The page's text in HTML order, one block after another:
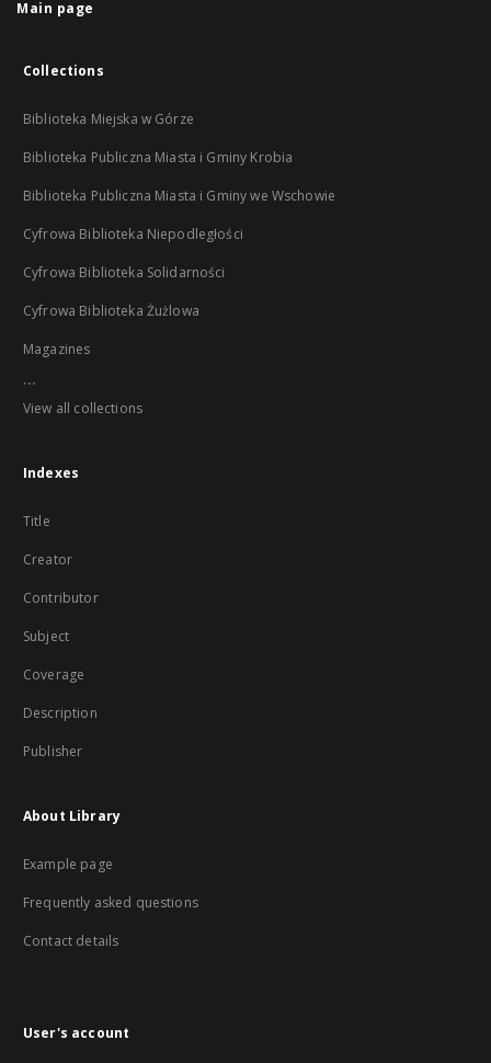
Main page
Collections
Biblioteka Miejska w Górze
Biblioteka Publiczna Miasta i Gminy Krobia
Biblioteka Publiczna Miasta i Gminy we Wschowie
Cyfrowa Biblioteka Niepodległości
Cyfrowa Biblioteka Solidarności
Cyfrowa Biblioteka Żużlowa
Magazines
...
View all collections
Indexes
Title
Creator
Contributor
Subject
Coverage
Description
Publisher
About Library
Example page
Frequently asked questions
Contact details
User's account